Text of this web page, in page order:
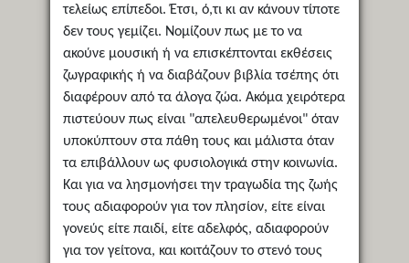
τελείως επίπεδοι. Έτσι, ό,τι κι αν κάνουν τίποτε
δεν τους γεμίζει. Νομίζουν πως με το να
ακούνε μουσική ή να επισκέπτονται εκθέσεις
ζωγραφικής ή να διαβάζουν βιβλία τσέπης ότι
διαφέρουν από τα άλογα ζώα. Ακόμα χειρότερα
πιστεύουν πως είναι "απελευθερωμένοι" όταν
υποκύπτουν στα πάθη τους και μάλιστα όταν
τα επιβάλλουν ως φυσιολογικά στην κοινωνία.
Και για να λησμονήσει την τραγωδία της ζωής
τους αδιαφορούν για τον πλησίον, είτε είναι
γονεύς είτε παιδί, είτε αδελφός, αδιαφορούν
για τον γείτονα, και κοιτάζουν το στενό τους